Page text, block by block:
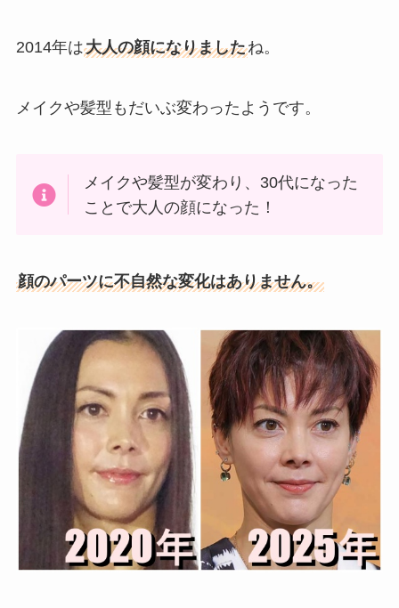
2014年は大人の顔になりましたね。
メイクや髪型もだいぶ変わったようです。
メイクや髪型が変わり、30代になった
ことで大人の顔になった！
顔のパーツに不自然な変化はありません。